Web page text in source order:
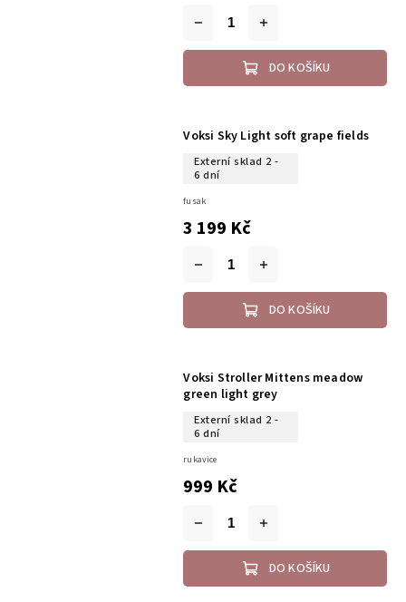
DO KOŠÍKU
Voksi Sky Light soft grape fields
Externí sklad 2 -
6 dní
3 199 Kč
DO KOŠÍKU
fusak
Voksi Stroller Mittens meadow
green light grey
Externí sklad 2 -
6 dní
999 Kč
DO KOŠÍKU
rukavice